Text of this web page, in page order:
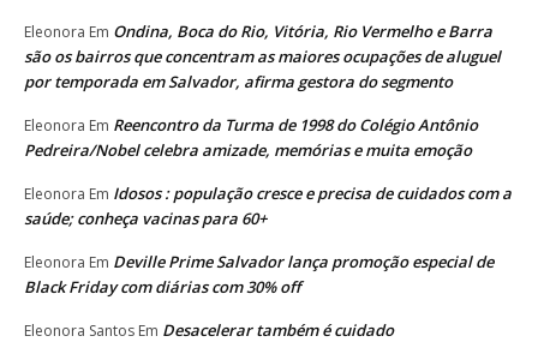
Eleonora Em Ondina, Boca do Rio, Vitória, Rio Vermelho e Barra
são os bairros que concentram as maiores ocupações de aluguel
por temporada em Salvador, afirma gestora do segmento
Eleonora Em Reencontro da Turma de 1998 do Colégio Antônio
Pedreira/Nobel celebra amizade, memórias e muita emoção
Eleonora Em Idosos : população cresce e precisa de cuidados com a
saúde; conheça vacinas para 60+
Eleonora Em Deville Prime Salvador lança promoção especial de
Black Friday com diárias com 30% off
Eleonora Santos Em Desacelerar também é cuidado